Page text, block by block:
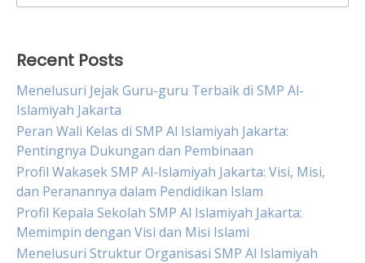
for:
Recent Posts
Menelusuri Jejak Guru-guru Terbaik di SMP Al-
Islamiyah Jakarta
Peran Wali Kelas di SMP Al Islamiyah Jakarta:
Pentingnya Dukungan dan Pembinaan
Profil Wakasek SMP Al-Islamiyah Jakarta: Visi, Misi,
dan Peranannya dalam Pendidikan Islam
Profil Kepala Sekolah SMP Al Islamiyah Jakarta:
Memimpin dengan Visi dan Misi Islami
Menelusuri Struktur Organisasi SMP Al Islamiyah